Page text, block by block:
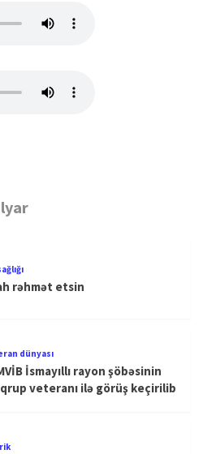
rəhmət etsin
dünyası
İsmayıllı rayon şöbəsinin
veteranı ilə görüş keçirilib